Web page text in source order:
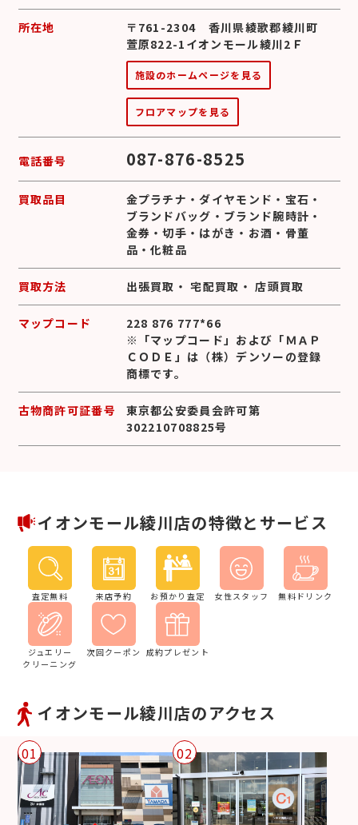
所在地
〒761-2304 香川県綾歌郡綾川町
萱原822-1イオンモール綾川2Ｆ
施設のホームページを見る
フロアマップを見る
電話番号 087-876-8525
買取品目 金プラチナ ・ダイヤモンド ・ 宝石 ・
ブランドバッグ ・ ブランド腕時計 ・
金券 ・切手 ・ はがき ・ お酒 ・ 骨董
品 ・化粧品
買取方法 出張買取 ・宅配買取 ・店頭買取
マップコード
228 876 777*66
※「マップコード」および「ＭＡＰ
ＣＯＤＥ」は（株）デンソーの登録
商標です。
古物商許可証番号
東京都公安委員会許可第
302210708825号
イオンモール綾川店の特徴とサービス
査定無料 来店予約 お預かり査定 女性スタッフ 無料ドリンク
ジュエリー
クリーニング
次回クーポン 成約プレゼント
イオンモール綾川店のアクセス
01 02